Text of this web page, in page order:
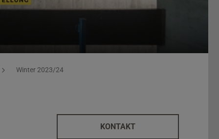
Winter 2023/24
KONTAKT